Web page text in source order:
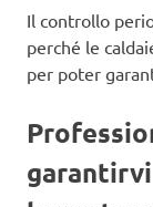
Il controllo
perché le
per poter